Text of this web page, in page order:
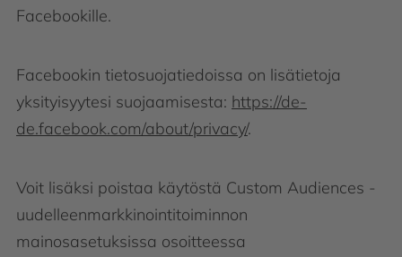
Facebookille.
Facebookin tietosuojatiedoissa on lisätietoja
yksityisyytesi suojaamisesta: https://de-
de.facebook.com/about/privacy/.
Voit lisäksi poistaa käytöstä Custom Audiences -
uudelleenmarkkinointitoiminnon
mainosasetuksissa osoitteessa